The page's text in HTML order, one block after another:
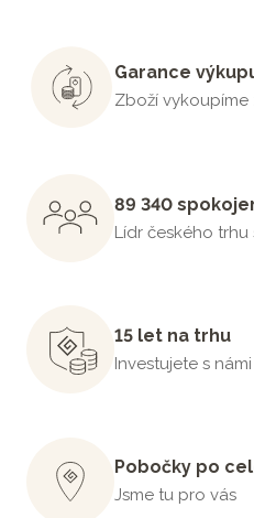
Garance
Zboží vykoupíme
89 340
Lídr českého
15 let na trhu
Investujete s
Pobočky po
Jsme tu pro vás